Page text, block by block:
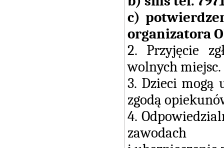
c)
organizatora
2. Przyjęcie
wolnych miejsc.
3. Dzieci mogą
zgodą
4.
zawodach